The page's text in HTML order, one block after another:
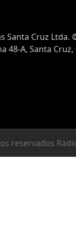
Santa Cruz Ltda.
48-A, Santa Cruz,
reservados